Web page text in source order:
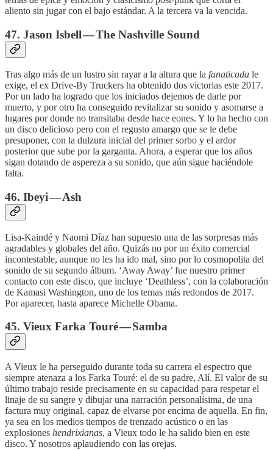
aliento sin jugar con el bajo estándar. A la tercera va la vencida.
47. Jason Isbell — The Nashville Sound
Tras algo más de un lustro sin rayar a la altura que la fanaticada le
exige, el ex Drive-By Truckers ha obtenido dos victorias este 2017.
Por un lado ha logrado que los iniciados dejemos de darle por
muerto, y por otro ha conseguido revitalizar su sonido y asomarse a
lugares por donde no transitaba desde hace eones. Y lo ha hecho con
un disco delicioso pero con el regusto amargo que se le debe
presuponer, con la dulzura inicial del primer sorbo y el ardor
posterior que sube por la garganta. Ahora, a esperar que los años
sigan dotando de aspereza a su sonido, que aún sigue haciéndole
falta.
46. Ibeyi — Ash
Lisa-Kaindé y Naomi Díaz han supuesto una de las sorpresas más
agradables y globales del año. Quizás no por un éxito comercial
incontestable, aunque no les ha ido mal, sino por lo cosmopolita del
sonido de su segundo álbum. ‘Away Away’ fue nuestro primer
contacto con este disco, que incluye ‘Deathless’, con la colaboración
de Kamasi Washington, uno de los temas más redondos de 2017.
Por aparecer, hasta aparece Michelle Obama.
45. Vieux Farka Touré — Samba
A Vieux le ha perseguido durante toda su carrera el espectro que
siempre atenaza a los Farka Touré: el de su padre, Alí. El valor de su
último trabajo reside precisamente en su capacidad para respetar el
linaje de su sangre y dibujar una narración personalísima, de una
factura muy original, capaz de elvarse por encima de aquella. En fin,
ya sea en los medios tiempos de trenzado acústico o en las
explosiones hendrixianas, a Vieux todo le ha salido bien en este
disco. Y nosotros aplaudiendo con las orejas.